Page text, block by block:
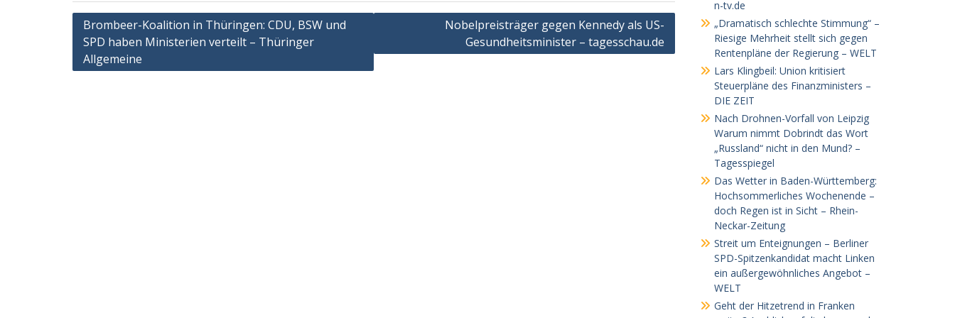
Post
navigation
Brombeer-Koalition in Thüringen: CDU, BSW und
SPD haben Ministerien verteilt – Thüringer
Allgemeine
Nobelpreisträger gegen Kennedy als US-
Gesundheitsminister – tagesschau.de
n-tv.de
„Dramatisch schlechte Stimmung“ –
Riesige Mehrheit stellt sich gegen
Rentenpläne der Regierung – WELT
Lars Klingbeil: Union kritisiert
Steuerpläne des Finanzministers –
DIE ZEIT
Nach Drohnen-Vorfall von Leipzig
Warum nimmt Dobrindt das Wort
„Russland“ nicht in den Mund? –
Tagesspiegel
Das Wetter in Baden-Württemberg:
Hochsommerliches Wochenende –
doch Regen ist in Sicht – Rhein-
Neckar-Zeitung
Streit um Enteignungen – Berliner
SPD-Spitzenkandidat macht Linken
ein außergewöhnliches Angebot –
WELT
Geht der Hitzetrend in Franken